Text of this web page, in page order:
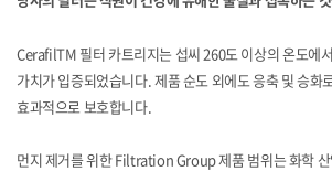
CerafilTM 필터 카트리지는 섭씨 260도 이상의 온도에
가치가 입증되었습니다. 제품 순도 외에도 응축 및 승화
효과적으로 보호합니다.
먼지 제거를 위한 Filtration Group 제품 범위는 화학 산